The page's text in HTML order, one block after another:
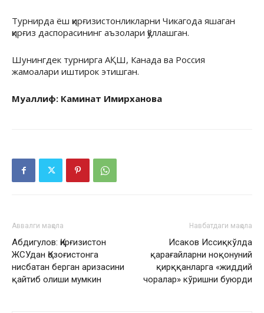
Турнирда ёш қирғизистонликларни Чикагода яшаган
қирғиз даспорасининг аъзолари қўллашган.
Шунингдек турнирга АҚШ, Канада ва Россия
жамоалари иштирок этишган.
Муаллиф: Каминат Имирханова
Аввалги мақола
Абдигулов: Қирғизистон
ЖСУдан Қозоғистонга
нисбатан берган аризасини
қайтиб олиши мумкин
Навбатдаги мақола
Исаков Иссиқкўлда
қарағайларни ноқонуний
қирққанларга «жиддий
чоралар» кўришни буюрди